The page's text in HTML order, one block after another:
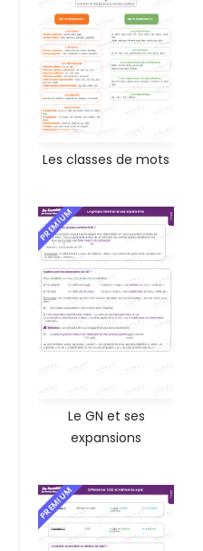
Les classes de mots
PREMIUM
Le GN et ses
expansions
PREMIUM